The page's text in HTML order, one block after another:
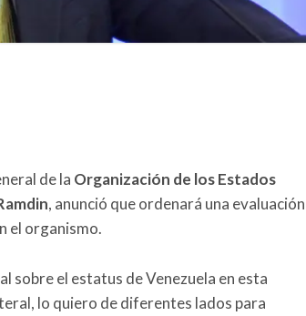
de la Organización de los Estados
, anunció que ordenará una evaluación
el organismo.
sobre el estatus de Venezuela en esta
lo quiero de diferentes lados para